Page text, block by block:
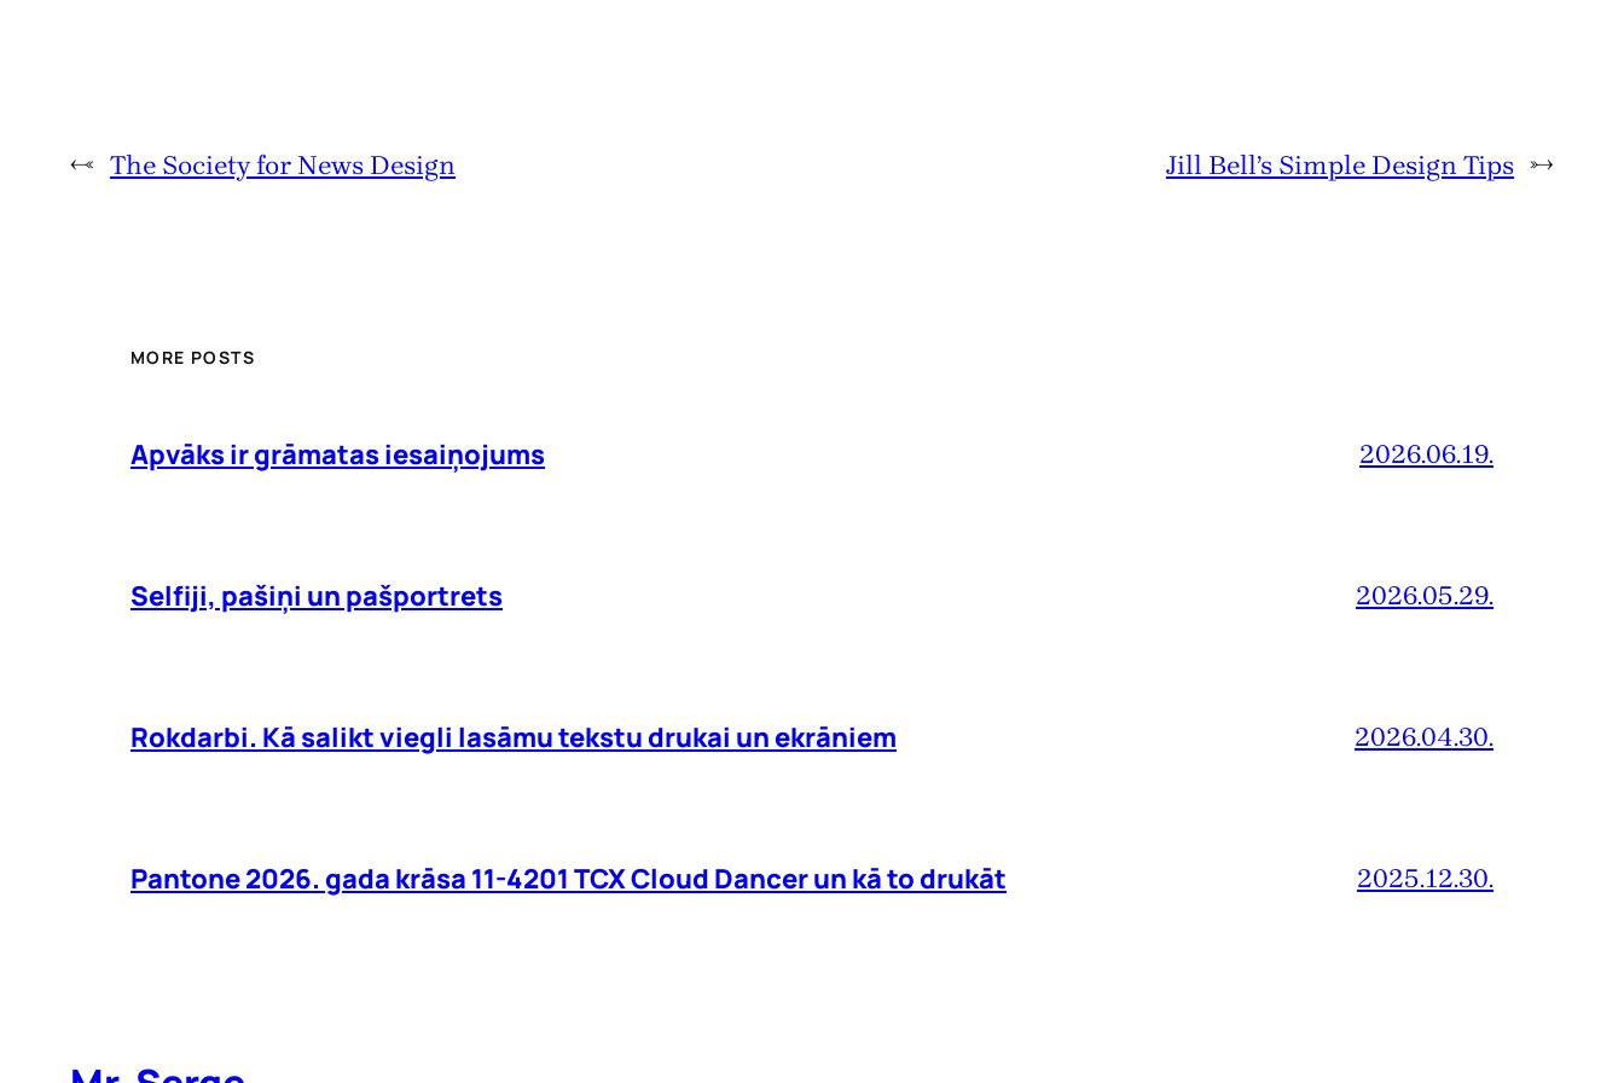
← The Society for News Design Jill Bell’s Simple Design Tips →
MORE POSTS
Apvāks ir grāmatas iesaiņojums 2026.06.19.
Selfiji, pašiņi un pašportrets 2026.05.29.
Rokdarbi. Kā salikt viegli lasāmu tekstu drukai un ekrāniem 2026.04.30.
Pantone 2026. gada krāsa 11-4201 TCX Cloud Dancer un kā to drukāt 2025.12.30.